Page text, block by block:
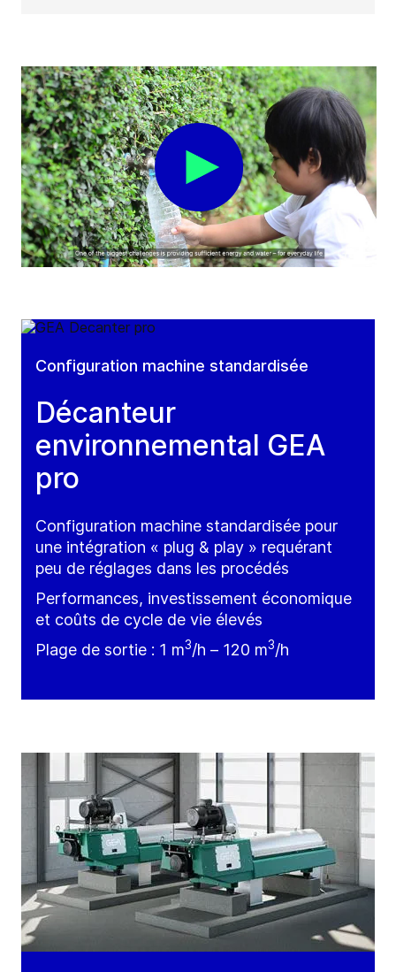
Configuration machine standardisée
Décanteur
environnemental GEA
pro
Configuration machine standardisée pour
une intégration « plug & play » requérant
peu de réglages dans les procédés
Performances, investissement économique
et coûts de cycle de vie élevés
Plage de sortie : 1 m3/h – 120 m3/h